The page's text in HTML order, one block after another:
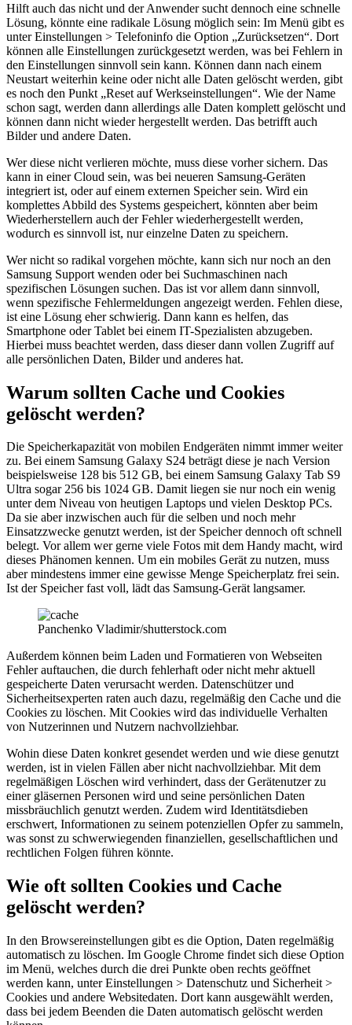
Hilft auch das nicht und der Anwender sucht dennoch eine schnelle
Lösung, könnte eine radikale Lösung möglich sein: Im Menü gibt es
unter Einstellungen > Telefoninfo die Option „Zurücksetzen“. Dort
können alle Einstellungen zurückgesetzt werden, was bei Fehlern in
den Einstellungen sinnvoll sein kann. Können dann nach einem
Neustart weiterhin keine oder nicht alle Daten gelöscht werden, gibt
es noch den Punkt „Reset auf Werkseinstellungen“. Wie der Name
schon sagt, werden dann allerdings alle Daten komplett gelöscht und
können dann nicht wieder hergestellt werden. Das betrifft auch
Bilder und andere Daten.
Wer diese nicht verlieren möchte, muss diese vorher sichern. Das
kann in einer Cloud sein, was bei neueren Samsung-Geräten
integriert ist, oder auf einem externen Speicher sein. Wird ein
komplettes Abbild des Systems gespeichert, könnten aber beim
Wiederherstellern auch der Fehler wiederhergestellt werden,
wodurch es sinnvoll ist, nur einzelne Daten zu speichern.
Wer nicht so radikal vorgehen möchte, kann sich nur noch an den
Samsung Support wenden oder bei Suchmaschinen nach
spezifischen Lösungen suchen. Das ist vor allem dann sinnvoll,
wenn spezifische Fehlermeldungen angezeigt werden. Fehlen diese,
ist eine Lösung eher schwierig. Dann kann es helfen, das
Smartphone oder Tablet bei einem IT-Spezialisten abzugeben.
Hierbei muss beachtet werden, dass dieser dann vollen Zugriff auf
alle persönlichen Daten, Bilder und anderes hat.
Warum sollten Cache und Cookies
gelöscht werden?
Die Speicherkapazität von mobilen Endgeräten nimmt immer weiter
zu. Bei einem Samsung Galaxy S24 beträgt diese je nach Version
beispielsweise 128 bis 512 GB, bei einem Samsung Galaxy Tab S9
Ultra sogar 256 bis 1024 GB. Damit liegen sie nur noch ein wenig
unter dem Niveau von heutigen Laptops und vielen Desktop PCs.
Da sie aber inzwischen auch für die selben und noch mehr
Einsatzzwecke genutzt werden, ist der Speicher dennoch oft schnell
belegt. Vor allem wer gerne viele Fotos mit dem Handy macht, wird
dieses Phänomen kennen. Um ein mobiles Gerät zu nutzen, muss
aber mindestens immer eine gewisse Menge Speicherplatz frei sein.
Ist der Speicher fast voll, lädt das Samsung-Gerät langsamer.
Panchenko Vladimir/shutterstock.com
Außerdem können beim Laden und Formatieren von Webseiten
Fehler auftauchen, die durch fehlerhaft oder nicht mehr aktuell
gespeicherte Daten verursacht werden. Datenschützer und
Sicherheitsexperten raten auch dazu, regelmäßig den Cache und die
Cookies zu löschen. Mit Cookies wird das individuelle Verhalten
von Nutzerinnen und Nutzern nachvollziehbar.
Wohin diese Daten konkret gesendet werden und wie diese genutzt
werden, ist in vielen Fällen aber nicht nachvollziehbar. Mit dem
regelmäßigen Löschen wird verhindert, dass der Gerätenutzer zu
einer gläsernen Personen wird und seine persönlichen Daten
missbräuchlich genutzt werden. Zudem wird Identitätsdieben
erschwert, Informationen zu seinem potenziellen Opfer zu sammeln,
was sonst zu schwerwiegenden finanziellen, gesellschaftlichen und
rechtlichen Folgen führen könnte.
Wie oft sollten Cookies und Cache
gelöscht werden?
In den Browsereinstellungen gibt es die Option, Daten regelmäßig
automatisch zu löschen. Im Google Chrome findet sich diese Option
im Menü, welches durch die drei Punkte oben rechts geöffnet
werden kann, unter Einstellungen > Datenschutz und Sicherheit >
Cookies und andere Websitedaten. Dort kann ausgewählt werden,
dass bei jedem Beenden die Daten automatisch gelöscht werden